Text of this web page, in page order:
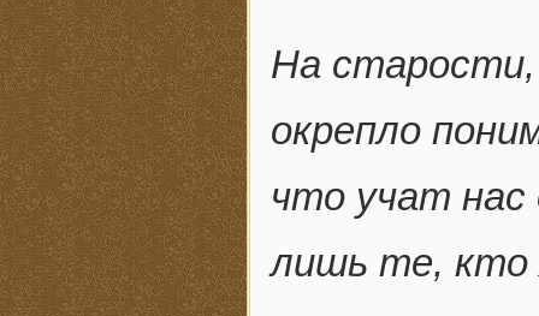
На
окрепло
что учат
лишь те, кто